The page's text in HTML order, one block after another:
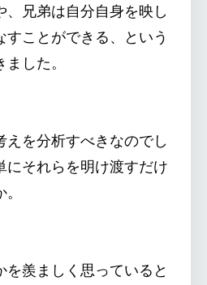
、兄弟は自分自身を映し
ことができる、という
した。
を分析すべきなのでし
にそれらを明け渡すだけ
羨ましく思っていると